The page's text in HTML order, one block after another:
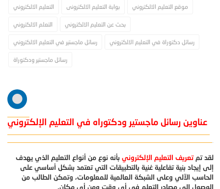
التعليم الالكتروني بوابة التعليم الالكترونى موقع التعليم الالكتروني
التعلم الالكتروني بحث عن التعليم الالكتروني
رسائل ماجستير في التعليم الالكتروني رسائل دكتوراة في التعليم الالكتروني
رسائل ماجستير ودكتوراة
عناوين رسائل ماجستير ودكتوراه في التعليم الإلكتروني
لقد تمتعريف التعليم الإلكتروني بأنه نوع من أنواع التعليم الذي يهدف
إلى إيجاد بنية تفاعلية غنية بالتطبيقات التي تعتمد بشكل أساسي على
الحاسب الآلي وعلى الشبكة العالمية للمعلومات، وتمكن الطالب من
الوصول إلى مصادر التعلم في أي وقت ومن أي مكان.